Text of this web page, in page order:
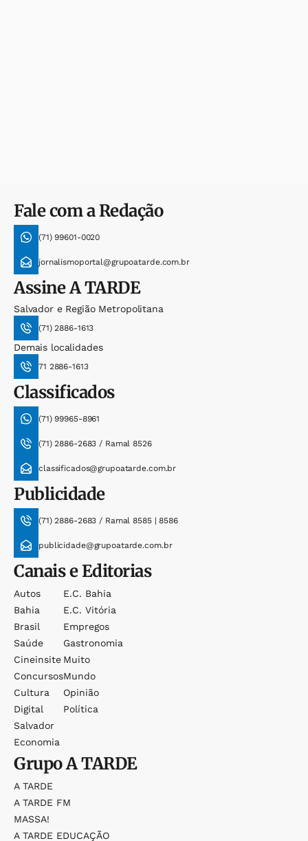
Fale com a Redação
(71) 99601-0020
jornalismoportal@grupoatarde.com.br
AssineA TARDE
Salvador e Região Metropolitana
(71) 2886-1613
Demais localidades
71 2886-1613
Classificados
(71) 99965-8961
(71) 2886-2683 / Ramal 8526
classificados@grupoatarde.com.br
Publicidade
(71) 2886-2683 / Ramal 8585 | 8586
publicidade@grupoatarde.com.br
Canais e Editorias
Autos
Bahia
Brasil
Saúde
Cineinsite
Concursos
Cultura
Digital
Salvador
Economia
E.c. Bahia
E.c. Vitória
Empregos
Gastronomia
Muito
Mundo
Opinião
Política
GrupoA TARDE
A TARDE
A TARDE FM
MASSA!
A TARDE EDUCAÇÃO